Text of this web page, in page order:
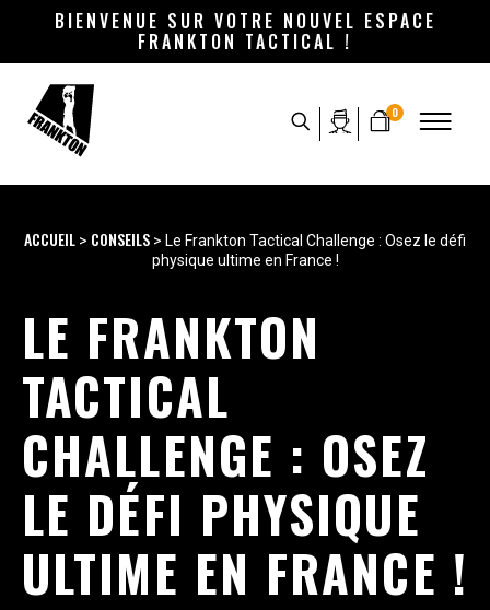
BIENVENUE SUR VOTRE NOUVEL ESPACE
FRANKTON TACTICAL !
0
ACCUEIL > CONSEILS > Le Frankton Tactical Challenge : Osez le défi
physique ultime en France !
LE FRANKTON
TACTICAL
CHALLENGE : OSEZ
LE DÉFI PHYSIQUE
ULTIME EN FRANCE !